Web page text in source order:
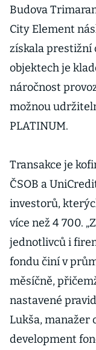
Budova
City Element
získala prestižní
objektech je
náročnost
možnou
PLATINUM.
Transakce je
ČSOB a
investorů,
více než 4 700.
jednotlivců i
fondu činí v
měsíčně,
nastavené
Lukša, manažer
development